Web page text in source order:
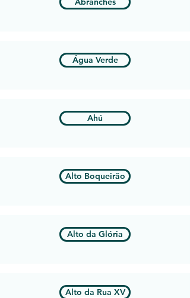
Água Verde
Ahú
Alto Boqueirão
Alto da Glória
Alto da Rua XV